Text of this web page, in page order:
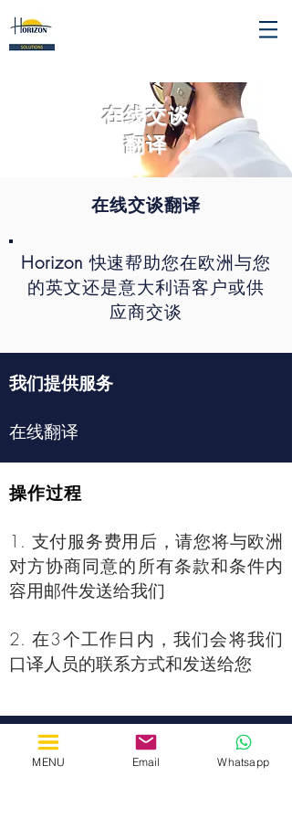
在线交谈
​翻译
在线交谈翻译
Horizon快速帮助您在欧洲与您
的英文还是意大利语客户或供
应商交谈
我们提供服务
在线翻译
操作过程
1. 支付服务费用后，请您将与欧洲
对方协商同意的所有条款和条件内
容用邮件发送给我们
2. 在3个工作日内，我们会将我们
口译人员的联系方式和发送给您
费用
MENU Email Whatsapp